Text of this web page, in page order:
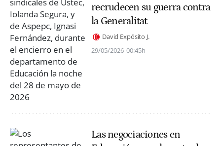
recrudecen su guerra contra
la Generalitat
David Expósito J.
29/05/2026 00:45h
Las negociaciones en